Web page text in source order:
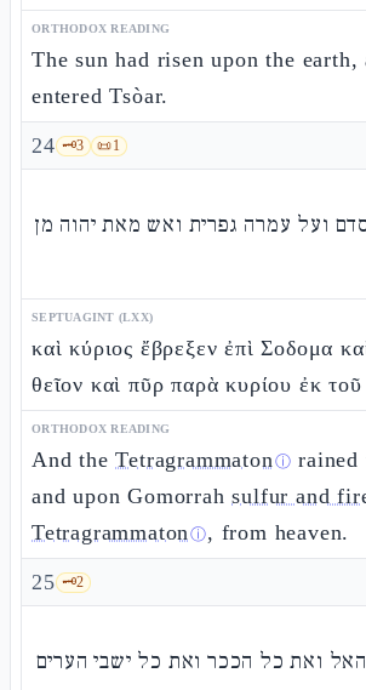
ORTHODOX READING
The sun had risen upon the earth,
entered Tsòar.
24 🗝️3 📜1
ועל עמרה גפרית ואש מאת יהוה מן
SEPTUAGINT (LXX)
καὶ κύριος ἔβρεξεν ἐπὶ Σοδομα
θεῖον καὶ πῦρ παρὰ κυρίου ἐκ
ORTHODOX READING
And theTetragrammatonⓘ rained
and upon Gomorrahsulfur and
Tetragrammatonⓘ, from heaven.
25 🗝️2
ואת כל הככר ואת כל ישבי הערים